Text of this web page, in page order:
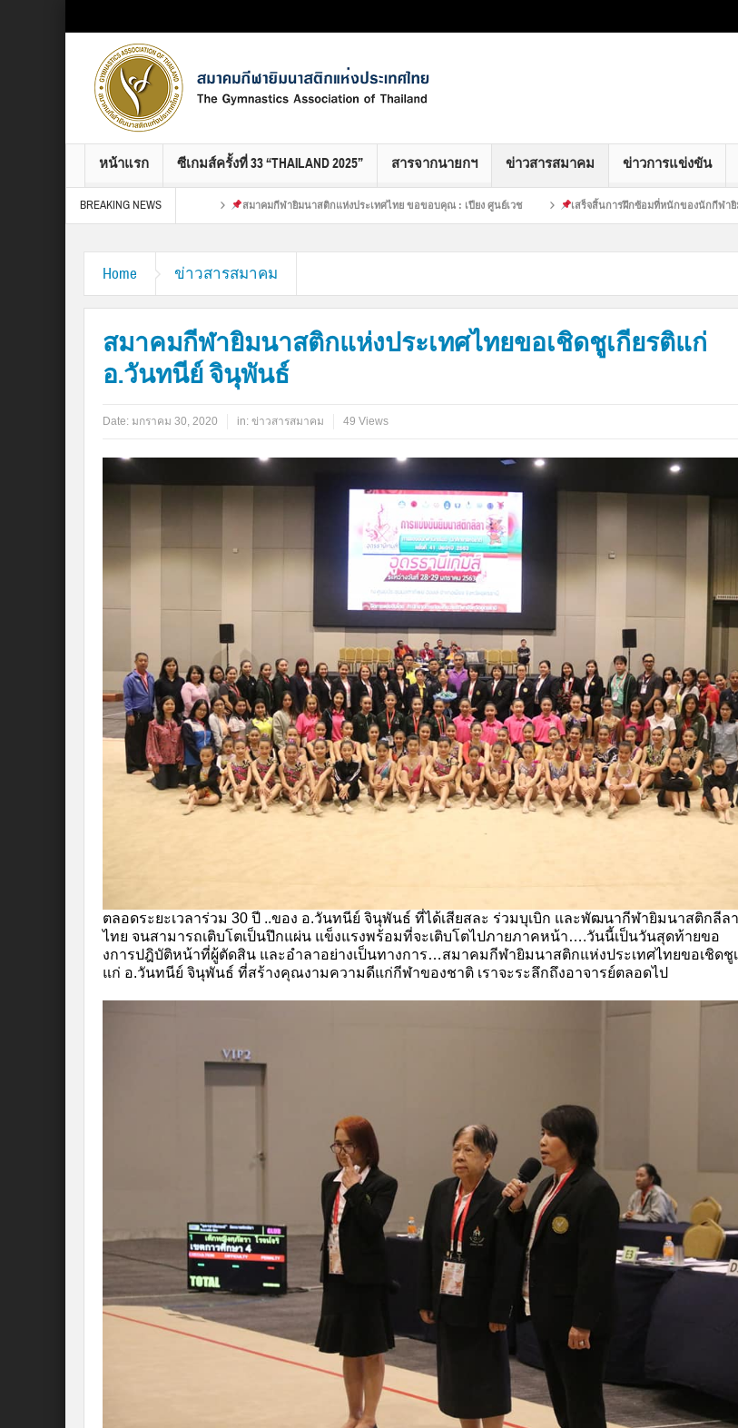
หน้าแรก ซีเกมส์ครั้งที่ 33 “THAILAND 2025” สารจากนายกฯ ข่าวสารสมาคม ข่าวการแข่งขัน
BREAKING NEWS
ขอบคุณ : เปียง ศูนย์เวช สมาคมกีฬายิมนาสติกแห่งประเทศไทย ขอขอบคุณ : เปียง ศูนย์เวช เสร็จสิ้นการฝึกซ้อมที่หนักของนักกีฬายิมนาสติกทีมชาติไท
Home ข่าวสารสมาคม
สมาคมกีฬายิมนาสติกแห่งประเทศไทยขอเชิดชูเกียรติแก่
อ.วันทนีย์ จินุพันธ์
Date: มกราคม 30, 2020 in: ข่าวสารสมาคม 49 Views
ตลอดระยะเวลาร่วม 30 ปี ..ของ อ.วันทนีย์ จินุพันธ์ ที่ได้เสียสละ ร่วมบุเบิก และพัฒนากีฬายิมนาสติกลีล
ไทย จนสามารถเติบโตเป็นปึกแผ่น แข็งแรงพร้อมที่จะเติบโตไปภายภาคหน้า….วันนี้เป็นวันสุดท้ายขอ
งการปฎิบัติหน้าที่ผู้ตัดสิน และอำลาอย่างเป็นทางการ…สมาคมกีฬายิมนาสติกแห่งประเทศไทยขอเชิดชู
แก่ อ.วันทนีย์ จินุพันธ์ ที่สร้างคุณงามความดีแก่กีฬาของชาติ เราจะระลึกถึงอาจารย์ตลอดไป